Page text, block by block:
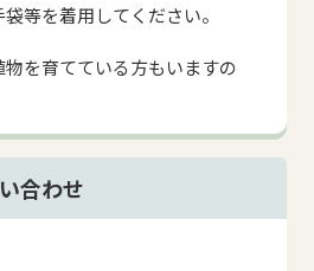
等を着用してください。
を育てている方もいますの
合わせ